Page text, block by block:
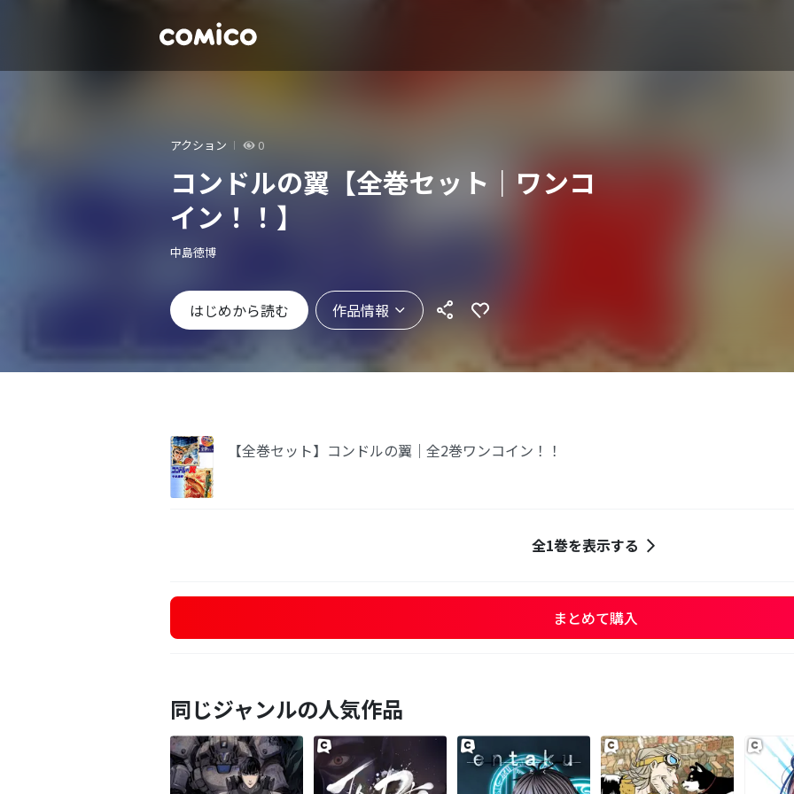
アクション 0
コンドルの翼【全巻セット｜ワンコ
イン！！】
中島徳博
はじめから読む 作品情報
【全巻セット】コンドルの翼｜全2巻ワンコイン！！
全1巻を表示する
まとめて購入
同じジャンルの人気作品